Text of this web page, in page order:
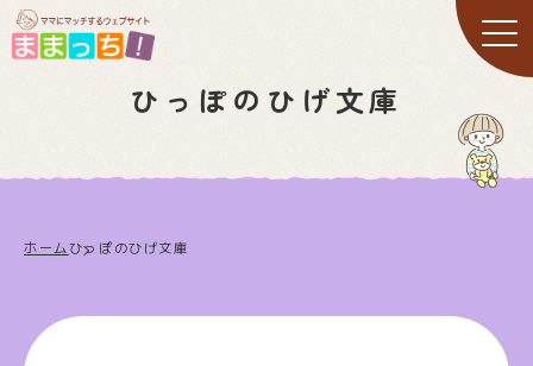
ひっぽのひげ文庫
ホームひっぽのひげ文庫